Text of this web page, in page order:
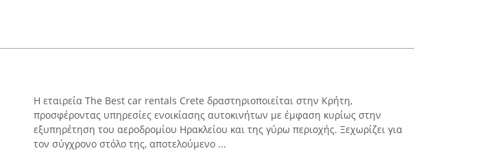
Η εταιρεία The Best car rentals Crete δραστηριοποιείται στην Κρήτη,
προσφέροντας υπηρεσίες ενοικίασης αυτοκινήτων με έμφαση κυρίως στην
εξυπηρέτηση του αεροδρομίου Ηρακλείου και της γύρω περιοχής. Ξεχωρίζει για
τον σύγχρονο στόλο της, αποτελούμενο ...